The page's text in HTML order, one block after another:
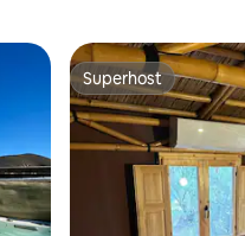
Superhost
Superhost